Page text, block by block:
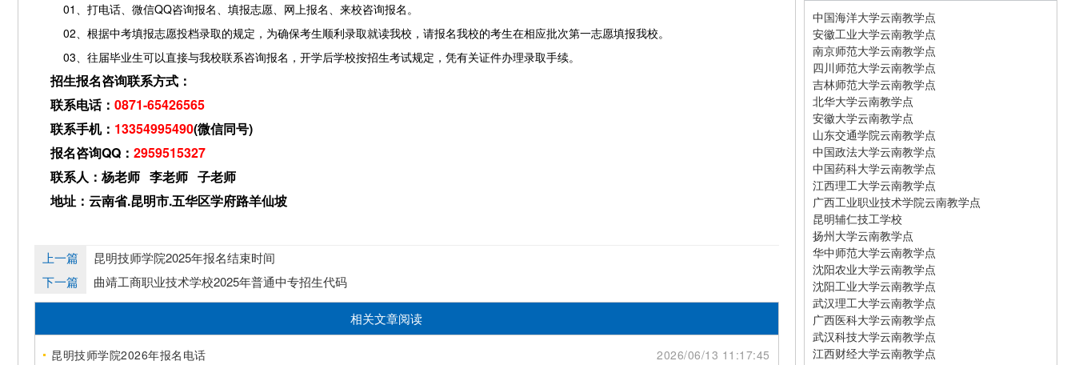
01、打电话、微信QQ咨询报名、填报志愿、网上报名、来校咨询报名。
02、根据中考填报志愿投档录取的规定，为确保考生顺利录取就读我校，请报名我校的考生在相应批次第一志愿填报我校。
03、往届毕业生可以直接与我校联系咨询报名，开学后学校按招生考试规定，凭有关证件办理录取手续。
招生报名咨询联系方式：
联系电话： 0871-65426565
联系手机： 13354995490(微信同号)
报名咨询QQ： 2959515327
联系人：杨老师 李老师 子老师
地址：云南省.昆明市.五华区学府路羊仙坡
上一篇
昆明技师学院2025年报名结束时间
下一篇
曲靖工商职业技术学校2025年普通中专招生代码
相关文章阅读
昆明技师学院2026年报名电话
2026/06/13 11:17:45
中国海洋大学云南教学点
安徽工业大学云南教学点
南京师范大学云南教学点
四川师范大学云南教学点
吉林师范大学云南教学点
北华大学云南教学点
安徽大学云南教学点
山东交通学院云南教学点
中国政法大学云南教学点
中国药科大学云南教学点
江西理工大学云南教学点
广西工业职业技术学院云南教学点
昆明辅仁技工学校
扬州大学云南教学点
华中师范大学云南教学点
沈阳农业大学云南教学点
沈阳工业大学云南教学点
武汉理工大学云南教学点
广西医科大学云南教学点
武汉科技大学云南教学点
江西财经大学云南教学点